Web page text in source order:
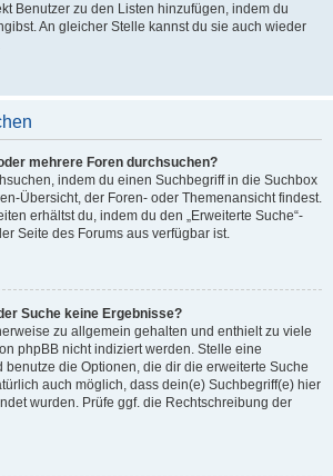
Benutzer zu den Listen hinzufügen, indem du
An gleicher Stelle kannst du sie auch wieder
mehrere Foren durchsuchen?
indem du einen Suchbegriff in die Suchbox
Übersicht, der Foren- oder Themenansicht findest.
erhältst du, indem du den „Erweiterte Suche“-
Seite des Forums aus verfügbar ist.
Suche keine Ergebnisse?
zu allgemein gehalten und enthielt zu viele
phpBB nicht indiziert werden. Stelle eine
benutze die Optionen, die dir die erweiterte Suche
auch möglich, dass dein(e) Suchbegriff(e) hier
wurden. Prüfe ggf. die Rechtschreibung der